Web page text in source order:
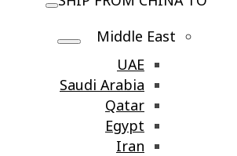
Middle East
UAE
Saudi Arabia
Qatar
Egypt
Iran